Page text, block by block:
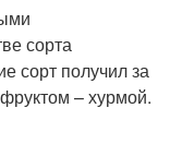
сорта
сорт получил за
– хурмой.